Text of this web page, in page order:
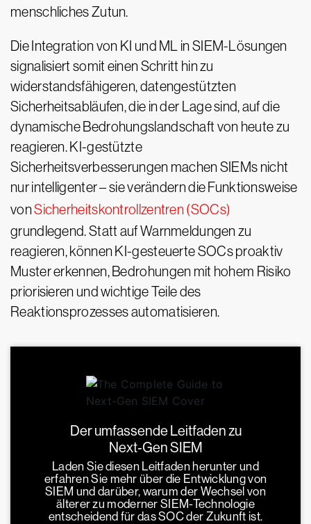
menschliches Zutun.
Die Integration von KI und ML in SIEM-Lösungen
signalisiert somit einen Schritt hin zu
widerstandsfähigeren, datengestützten
Sicherheitsabläufen, die in der Lage sind, auf die
dynamische Bedrohungslandschaft von heute zu
reagieren. KI-gestützte
Sicherheitsverbesserungen machen SIEMs nicht
nur intelligenter – sie verändern die Funktionsweise
vonSicherheitskontrollzentren (SOCs)
grundlegend. Statt auf Warnmeldungen zu
reagieren, können KI-gesteuerte SOCs proaktiv
Muster erkennen, Bedrohungen mit hohem Risiko
priorisieren und wichtige Teile des
Reaktionsprozesses automatisieren.
Der umfassende Leitfaden zu
Next‑Gen SIEM
Laden Sie diesen Leitfaden herunter und
erfahren Sie mehr über die Entwicklung von
SIEM und darüber, warum der Wechsel von
älterer zu moderner SIEM-Technologie
entscheidend für das SOC der Zukunft ist.